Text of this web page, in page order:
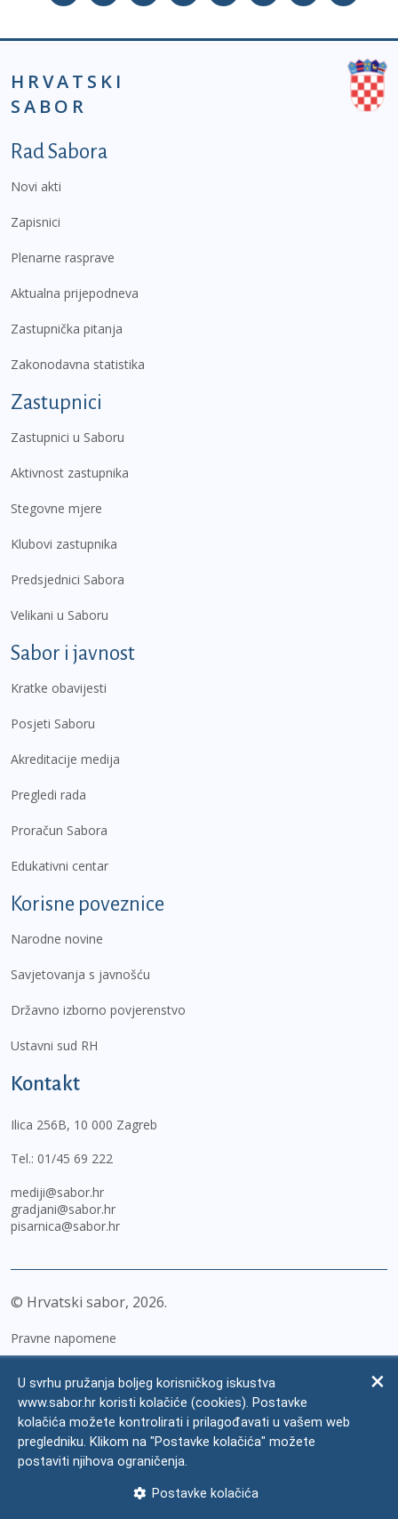
HRVATSKI
SABOR
Podnožje prvi izbornik
Rad Sabora
Novi akti
Zapisnici
Plenarne rasprave
Aktualna prijepodneva
Zastupnička pitanja
Zakonodavna statistika
Zastupnici
Zastupnici u Saboru
Aktivnost zastupnika
Stegovne mjere
Klubovi zastupnika
Predsjednici Sabora
Velikani u Saboru
Sabor i javnost
Kratke obavijesti
Posjeti Saboru
Akreditacije medija
Pregledi rada
Proračun Sabora
Edukativni centar
Korisne poveznice
Narodne novine
Savjetovanja s javnošću
Državno izborno povjerenstvo
Ustavni sud RH
Kontakt
Ilica 256B, 10 000 Zagreb
Tel.: 01/45 69 222
mediji@sabor.hr
gradjani@sabor.hr
pisarnica@sabor.hr
© Hrvatski sabor, 2026
Pravne napomene
Zaštita osobnih podataka
Impressum
Česta pitanja
U svrhu pružanja boljeg korisničkog iskustva
www.sabor.hr koristi kolačiće (cookies). Postavke
kolačića možete kontrolirati i prilagođavati u vašem web
pregledniku. Klikom na "Postavke kolačića" možete
postaviti njihova ograničenja.
Postavke kolačića